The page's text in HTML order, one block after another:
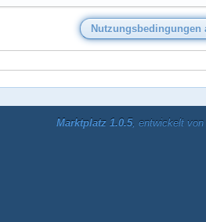
Marktplatz 1.0.5, entwickelt von